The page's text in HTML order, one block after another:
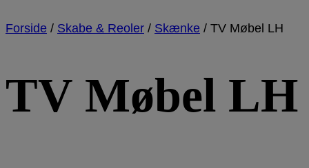
Forside / Skabe & Reoler / Skænke / TV Møbel LH
TV Møbel LH